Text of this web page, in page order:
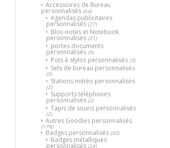
Accessoires de Bureau
personnalisés (64)
Agendas publicitaires
personnalisés (27)
Bloc-notes et Notebook
personnalisés (21)
portes documents
personnalisés (9)
Pots à stylos personnalisés (3)
Sets de bureau personnalisés
(5)
Stations météo personnalisés
(2)
Supports téléphones
personnalisés (2)
Tapis de souris personnalisés
(2)
Autres Goodies personnalisés
(178)
Badges personnalisés (50)
Badges métalliques
personnalisés (24)